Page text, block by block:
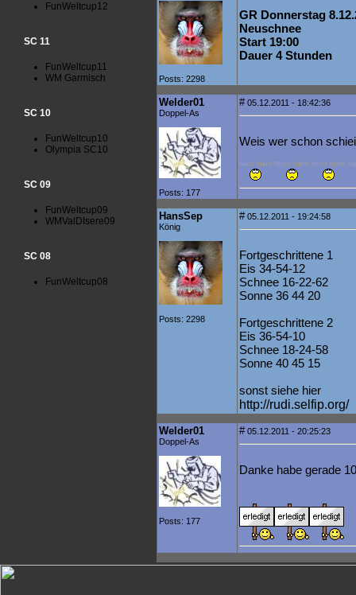
FunWeltcup12
SC 11
FunWeltcup11
WM Garmisch
SC 10
FunWeltcup10
Olympia SC10
SC 09
FunWeltcup09
WMValDIsere09
SC 08
FunWeltcup08
Posts: 2298
GR Donnerstag
Neuschnee
Start 19:00
Dauer 4 Stunden
Welder01
Doppel-As
Posts: 177
#05.12.2011 - 18:42:36
Weis wer schon
HansSep
König
Posts: 2298
#05.12.2011 - 19:24:58
Fortgeschrittene 1
Eis 34-54-12
Schnee 16-22-62
Sonne 36 44 20
Fortgeschrittene 2
Eis 36-54-10
Schnee 18-24-58
Sonne 40 45 15
sonst siehe hier
http://rudi.selfip.org/
Welder01
Doppel-As
Posts: 177
#05.12.2011 - 20:25:23
Danke habe gerade